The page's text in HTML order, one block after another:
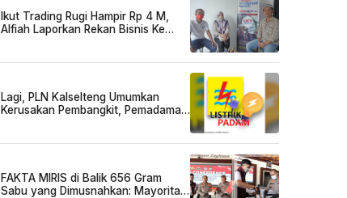
Ikut Trading Rugi Hampir Rp 4 M,
Alfiah Laporkan Rekan Bisnis Ke
Lagi, PLN Kalselteng Umumkan
Kerusakan Pembangkit, Pemadaman
FAKTA MIRIS di Balik 656 Gram
Sabu yang Dimusnahkan: Mayoritas